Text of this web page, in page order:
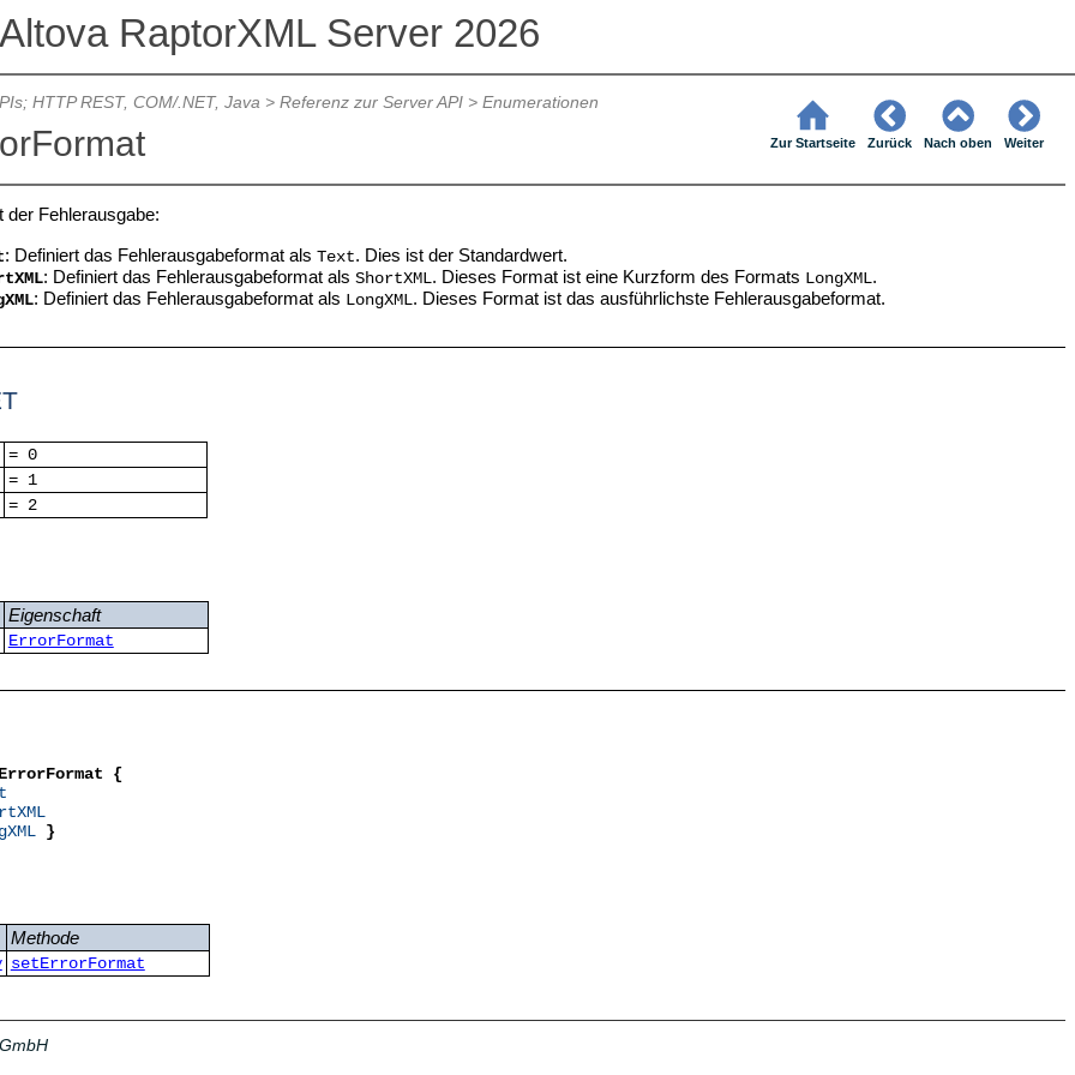
Altova RaptorXML Server 2026
HTTP REST, COM/.NET, Java> Referenz zur Server API> Enumerationen
Zur Startseite Zurück Nach oben Weiter
der Fehlerausgabe:
: Definiert das Fehlerausgabeformat als Text. Dies ist der Standardwert.
: Definiert das Fehlerausgabeformat als ShortXML. Dieses Format ist eine Kurzform des Formats LongXML.
: Definiert das Fehlerausgabeformat als LongXML. Dieses Format ist das ausführlichste Fehlerausgabeformat.
= 0
= 1
= 2
Eigenschaft
ErrorFormat
{
}
Methode
setErrorFormat